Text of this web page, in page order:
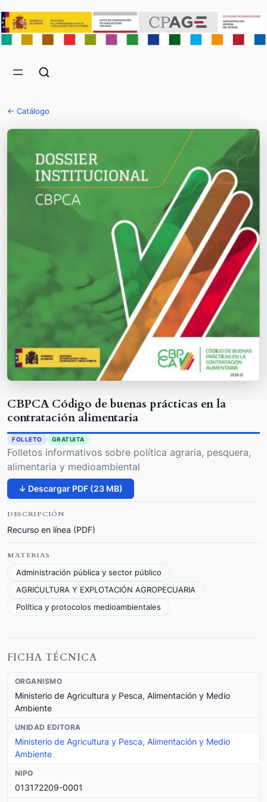
← Catálogo
CBPCA Código de buenas prácticas en la
contratación alimentaria
FOLLETO GRATUITA
Folletos informativos sobre política agraria, pesquera,
alimentaria y medioambiental
↓ Descargar PDF (23 MB)
DESCRIPCIÓN
Recurso en línea (PDF)
MATERIAS
Administración pública y sector público
AGRICULTURA Y EXPLOTACIÓN AGROPECUARIA
Política y protocolos medioambientales
FICHA TÉCNICA
ORGANISMO
Ministerio de Agricultura y Pesca, Alimentación y Medio
Ambiente
UNIDAD EDITORA
Ministerio de Agricultura y Pesca, Alimentación y Medio
Ambiente
NIPO
013172209-0001